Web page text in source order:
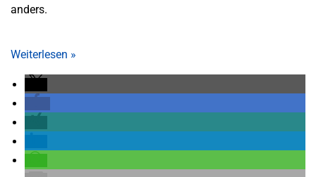
anders.
Weiterlesen »